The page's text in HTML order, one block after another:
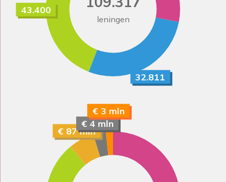
leningen
32.811
43.400
€ 87 mln
€ 4 mln
€ 3 mln